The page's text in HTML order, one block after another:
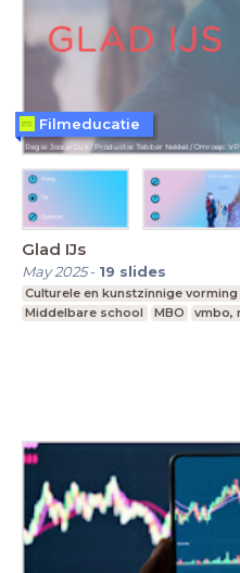
Glad IJs
May 2025- 19 slides
Culturele en kunstzinnige vorming
Middelbare school
MBO vmbo,
Filmeducatie